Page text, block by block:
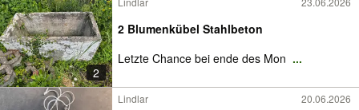
2
2 Blumenkübel Stahlbeton
Letzte Chance bei ende des Mon ...
Lindlar 20.06.2026